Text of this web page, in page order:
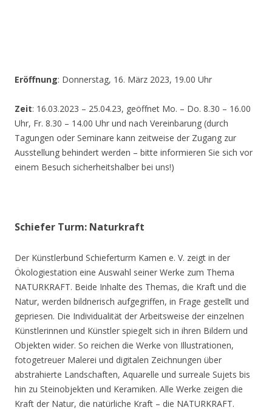
Eröffnung: Donnerstag, 16. März 2023, 19.00 Uhr
Zeit: 16.03.2023 – 25.04.23, geöffnet Mo. – Do. 8.30 – 16.00
Uhr, Fr. 8.30 – 14.00 Uhr und nach Vereinbarung (durch
Tagungen oder Seminare kann zeitweise der Zugang zur
Ausstellung behindert werden – bitte informieren Sie sich vor
einem Besuch sicherheitshalber bei uns!)
Schiefer Turm: Naturkraft
Der Künstlerbund Schieferturm Kamen e. V. zeigt in der
Ökologiestation eine Auswahl seiner Werke zum Thema
NATURKRAFT. Beide Inhalte des Themas, die Kraft und die
Natur, werden bildnerisch aufgegriffen, in Frage gestellt und
gepriesen. Die Individualität der Arbeitsweise der einzelnen
Künstlerinnen und Künstler spiegelt sich in ihren Bildern und
Objekten wider. So reichen die Werke von Illustrationen,
fotogetreuer Malerei und digitalen Zeichnungen über
abstrahierte Landschaften, Aquarelle und surreale Sujets bis
hin zu Steinobjekten und Keramiken. Alle Werke zeigen die
Kraft der Natur, die natürliche Kraft – die NATURKRAFT.